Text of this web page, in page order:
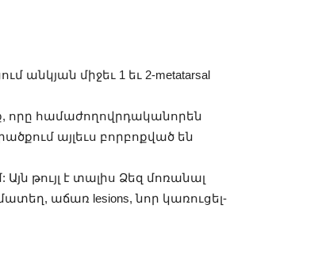
միջեւ 1 եւ 2-metatarsal
որը համաժողովրդականորեն
այլեւս բորբոքված են
թույլ է տալիս Ձեզ մոռանալ
աճառ lesions, նոր կառուցել-